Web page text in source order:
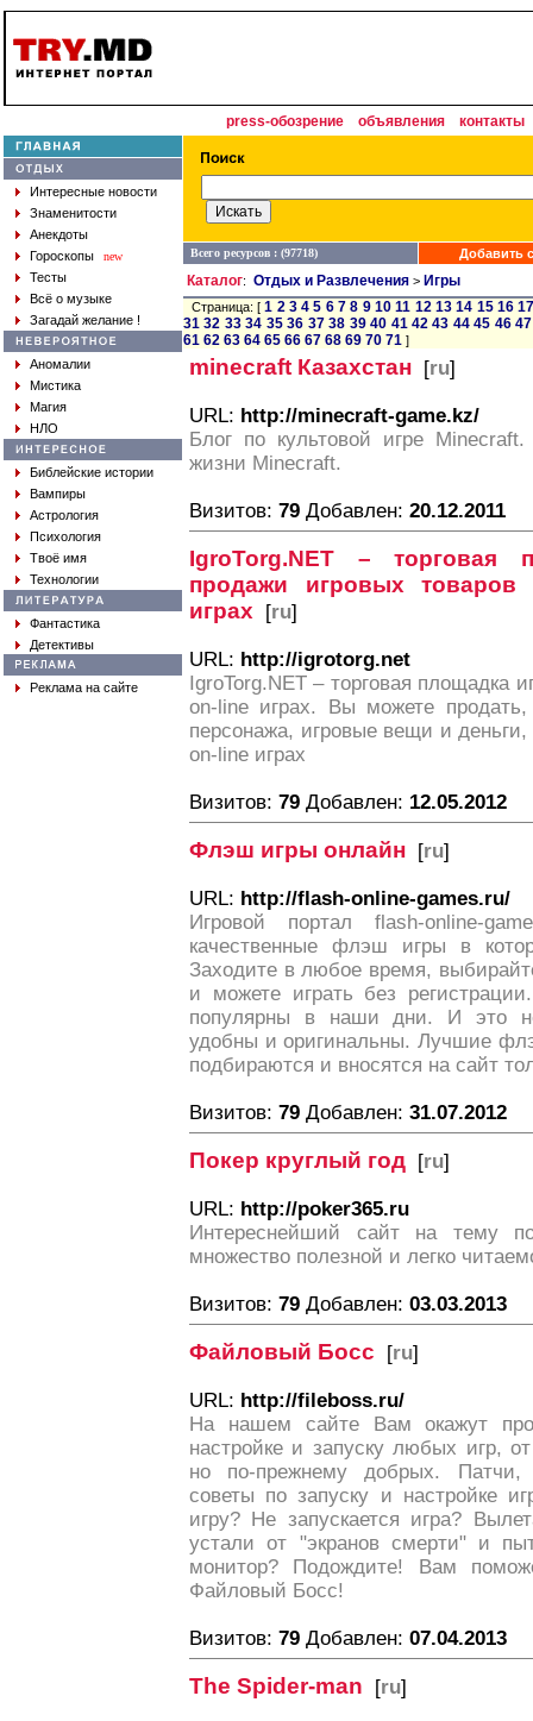
press-обозрение объявления контакты
Интересные новости
Знаменитости
Анекдоты
Гороскопы
new
Тесты
Всё о музыке
Загадай желание !
Аномалии
Мистика
Магия
НЛО
Библейские истории
Вампиры
Астрология
Психология
Твоё имя
Технологии
Фантастика
Детективы
Реклама на сайте
Всего ресурсов : (97718) Добавить
Каталог: Отдых и Развлечения > Игры
Страница: [1 2 3 4 5 6 7 8 9 10 11 12 13 14 15 16
31 32 33 34 35 36 37 38 39 40 41 42 43 44 45 46 47
61 62 63 64 65 66 67 68 69 70 71 ]
minecraft Казахстан [ru]
URL: http://minecraft-game.kz/
Блог по культовой игре
жизни Minecraft.
Визитов: 79 Добавлен: 20.12.2011
IgroTorg.NET – торговая
продажи игровых
играх [ru]
URL: http://igrotorg.net
IgroTorg.NET – торговая площадка
on-line играх. Вы можете продать,
персонажа, игровые вещи и деньги,
on-line играх
Визитов: 79 Добавлен: 12.05.2012
Флэш игры онлайн [ru]
URL: http://flash-online-games.ru/
Игровой портал flash-online-
качественные флэш игры в
Заходите в любое время,
и можете играть без
популярны в наши дни. И это
удобны и оригинальны. Лучшие
подбираются и вносятся на сайт
Визитов: 79 Добавлен: 31.07.2012
Покер круглый год [ru]
URL: http://poker365.ru
Интереснейший сайт на тему
множество полезной и легко
Визитов: 79 Добавлен: 03.03.2013
Файловый Босс [ru]
URL: http://fileboss.ru/
На нашем сайте Вам окажут
настройке и запуску любых игр,
но по-прежнему добрых. Патчи,
советы по запуску и настройке
игру? Не запускается игра?
устали от "экранов смерти" и
монитор? Подождите! Вам
Файловый Босс!
Визитов: 79 Добавлен: 07.04.2013
The Spider-man [ru]